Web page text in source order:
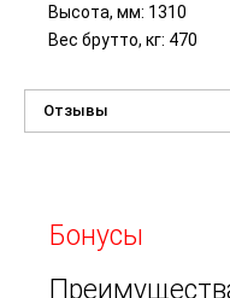
Высота, мм: 1310
Вес брутто, кг: 470
Отзывы
Бонусы